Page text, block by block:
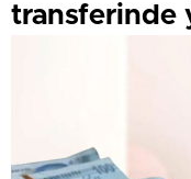
transferinde